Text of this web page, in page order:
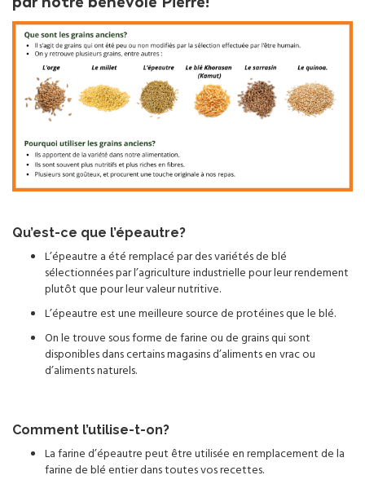
Qu’est-ce que l’épeautre?
L’épeautre a été remplacé par des variétés de blé
sélectionnées par l’agriculture industrielle pour leur rendement
plutôt que pour leur valeur nutritive.
L’épeautre est une meilleure source de protéines que le blé.
On le trouve sous forme de farine ou de grains qui sont
disponibles dans certains magasins d’aliments en vrac ou
d’aliments naturels.
Comment l’utilise-t-on?
La farine d’épeautre peut être utilisée en remplacement de la
farine de blé entier dans toutes vos recettes.